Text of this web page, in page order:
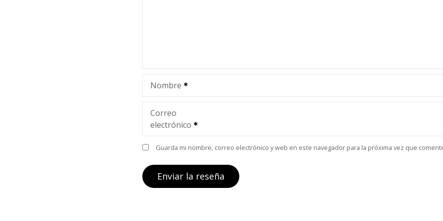
Nombre
Correo
electrónico
Guarda mi nombre, correo electrónico y web en este navegador para la próxima vez que